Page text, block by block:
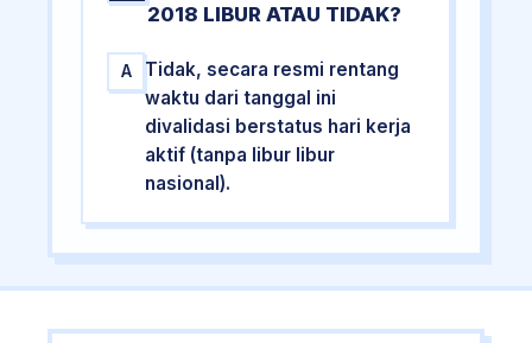
2018 LIBUR ATAU TIDAK?
A
Tidak, secara resmi rentang
waktu dari tanggal ini
divalidasi berstatus hari kerja
aktif (tanpa libur libur
nasional).